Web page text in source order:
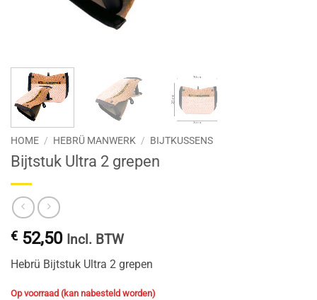
HOME / HEBRÜ MANWERK / BIJTKUSSENS
Bijtstuk Ultra 2 grepen
€ 52,50 Incl. BTW
Hebrü Bijtstuk Ultra 2 grepen
Op voorraad (kan nabesteld worden)